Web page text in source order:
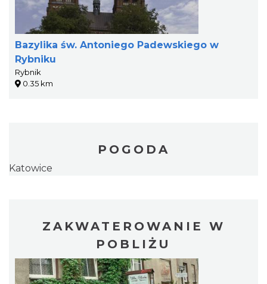
Bazylika św. Antoniego Padewskiego w
Rybniku
Rybnik
0.35 km
POGODA
Katowice
ZAKWATEROWANIE W
POBLIŻU